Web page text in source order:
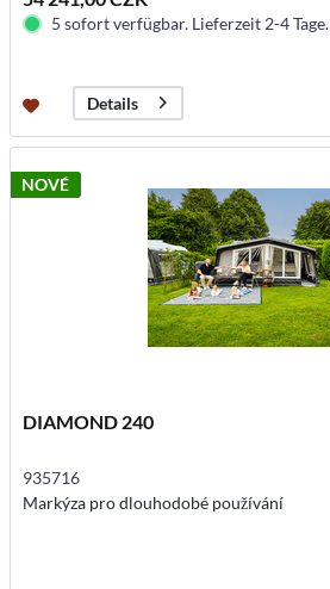
5 sofort verfügbar. Lieferzeit 2-4 Tage.
Details
NOVÉ
DIAMOND 240
935716
Markýza pro dlouhodobé používání